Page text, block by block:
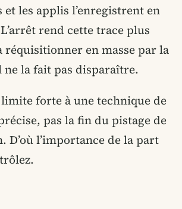
et les applis l’enregistrent en
rend cette trace plus
réquisitionner en masse par la
ne la fait pas disparaître.
forte à une technique de
pas la fin du pistage de
D’où l’importance de la part